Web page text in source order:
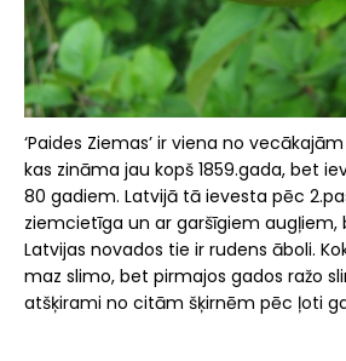
‘Paides Ziemas’ ir viena no
kas zināma jau kopš 1859.gada, bet
80 gadiem. Latvijā tā ievesta pēc
ziemcietīga un ar garšīgiem augļiem,
Latvijas novados tie ir rudens āboli.
maz slimo, bet pirmajos gados ražo
atšķirami no citām šķirnēm pēc ļoti